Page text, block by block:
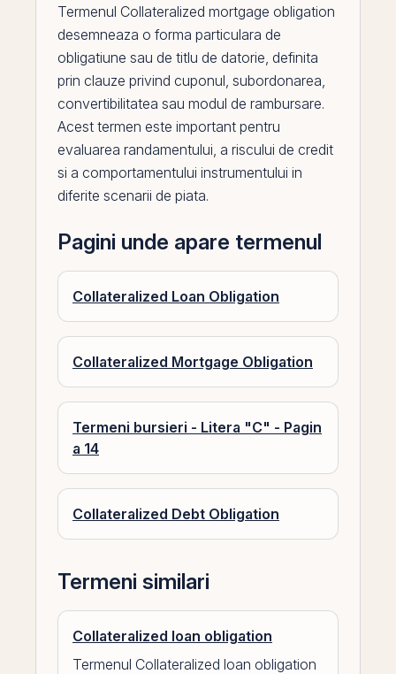
Termenul Collateralized mortgage obligation
desemneaza o forma particulara de
obligatiune sau de titlu de datorie, definita
prin clauze privind cuponul, subordonarea,
convertibilitatea sau modul de rambursare.
Acest termen este important pentru
evaluarea randamentului, a riscului de credit
si a comportamentului instrumentului in
diferite scenarii de piata.
Pagini unde apare termenul
Collateralized Loan Obligation
Collateralized Mortgage Obligation
Termeni bursieri - Litera "C" - Pagin
a 14
Collateralized Debt Obligation
Termeni similari
Collateralized loan obligation
Termenul Collateralized loan obligation